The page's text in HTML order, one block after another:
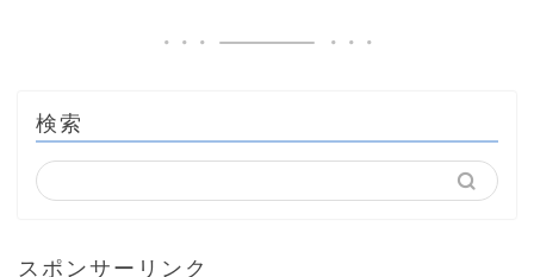
検索
スポンサーリンク